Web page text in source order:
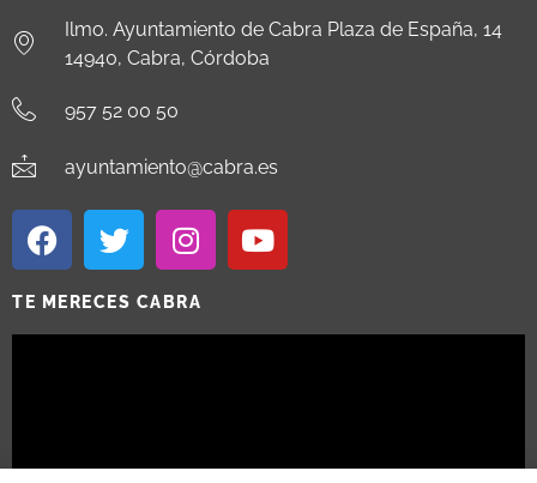
Ilmo. Ayuntamiento de Cabra Plaza de España, 14
14940, Cabra, Córdoba
957 52 00 50
ayuntamiento@cabra.es
TE MERECES CABRA